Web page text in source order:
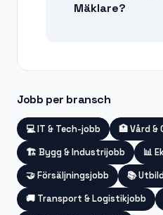
Mäklare?
Jobb per bransch
💻IT & Tech-jobb 🏥Vård &
🏗️ Bygg & Industrijobb 📊
🤝Försäljningsjobb 📚
🚚 Transport & Logistikjobb